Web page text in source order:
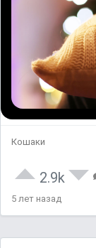
Кошаки
2.9k
5 лет назад